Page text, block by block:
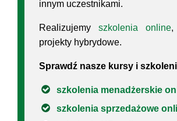
innym uczestnikami.
Realizujemy szkolenia online,
projekty hybrydowe.
Sprawdź nasze kursy i
szkolenia menadżerskie
szkolenia sprzedażowe